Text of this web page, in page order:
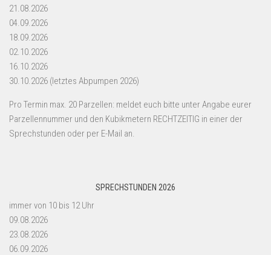
21.08.2026
04.09.2026
18.09.2026
02.10.2026
16.10.2026
30.10.2026 (letztes Abpumpen 2026)
Pro Termin max. 20 Parzellen: meldet euch bitte unter Angabe eurer
Parzellennummer und den Kubikmetern RECHTZEITIG in einer der
Sprechstunden oder per E-Mail an.
SPRECHSTUNDEN 2026
immer von 10 bis 12 Uhr
09.08.2026
23.08.2026
06.09.2026